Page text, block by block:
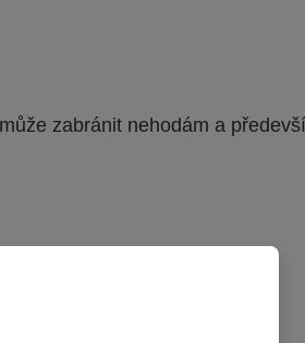
zabránit nehodám a